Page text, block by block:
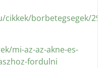
cikkek/borbetegsegek/
mi-az-az-akne-es-
fordulni